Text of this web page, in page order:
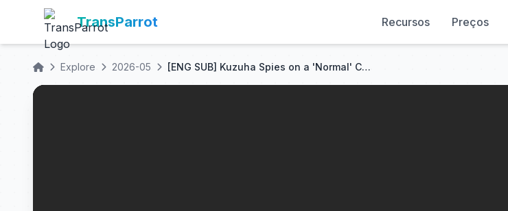
TransParrot Recursos Preços
Explore 2026-05 [ENG SUB] Kuzuha Spies on a 'Normal' Couple in NEWTOWN...【Nijisanji / Kuzuha / GTA / Nijisanji EN】